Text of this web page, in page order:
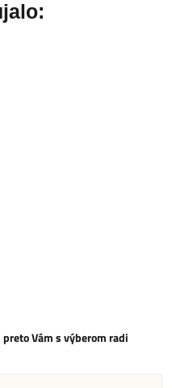
Vám s výberom radi